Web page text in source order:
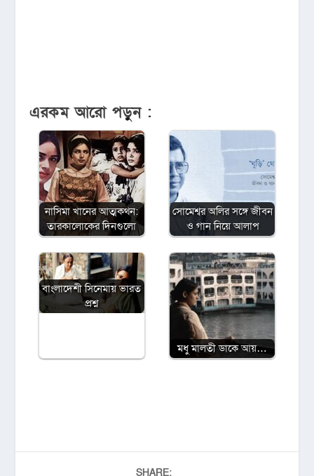
এরকম আরো পড়ুন :
নাসিমা খানের আত্মকথন:
তারকালোকের দিনগুলো
সোমেশ্বর অলির সঙ্গে জীবন
ও গান নিয়ে আলাপ
বাংলাদেশী সিনেমায় ভারত
প্রশ্ন
মধু মালতী ডাকে আয়…
SHARE: